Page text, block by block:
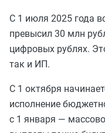
С 1 июля 2025 года
превысил 30 млн
цифровых рублях.
так и ИП.
С 1 октября
исполнение
с 1 января —